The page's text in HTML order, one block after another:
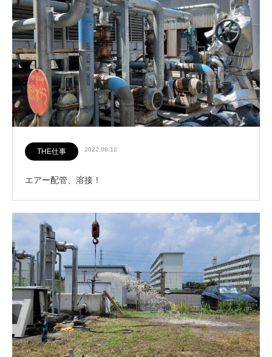
THE仕事 2022.08.12
エアー配管、溶接！